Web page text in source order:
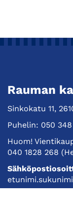
Rauman
Sinkokatu 11,
Puhelin: 050 348
Huom!
040 1828 268